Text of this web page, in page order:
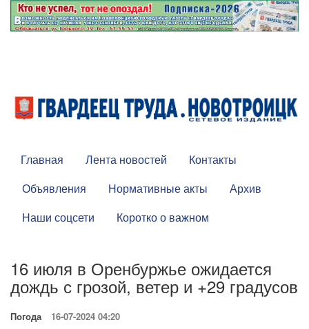
Главная Лента новостей
Контакты
Объявления
Нормативные акты
Архив
Наши соцсети
Коротко о важном
16 июля в Оренбуржье ожидается
дождь с грозой, ветер и +29 градусов
Погода 16-07-2024 04:20